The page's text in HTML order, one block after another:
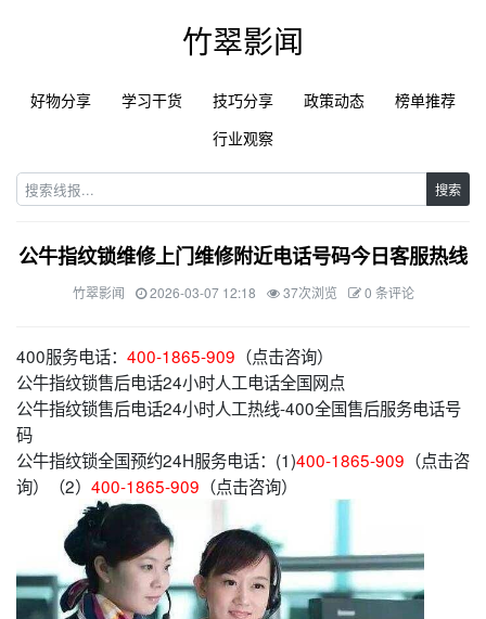
竹翠影闻
好物分享 学习干货 技巧分享 政策动态
榜单推荐
行业观察
搜索
公牛指纹锁维修上门维修附近电话号码今日客服热线
竹翠影闻 2026-03-07 12:18 37次浏览 0 条评论
400服务电话： 400-1865-909 （点击咨询）
公牛指纹锁售后电话24小时人工电话全国网点
公牛指纹锁售后电话24小时人工热线-400全国售后服务电话号
码
公牛指纹锁全国预约24H服务电话：(1)400-1865-909 （点击咨
询）（2） 400-1865-909 （点击咨询）